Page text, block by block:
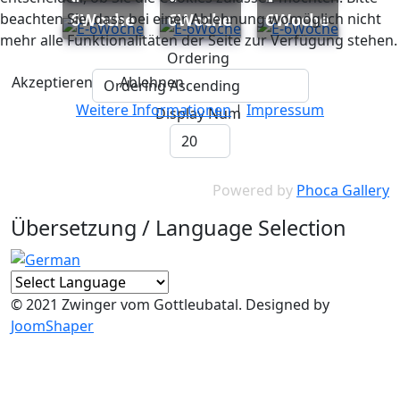
6Woche
6Woche
6Woche
Ordering
Display Num
Powered by Phoca Gallery
Übersetzung / Language Selection
© 2021 Zwinger vom Gottleubatal. Designed by
JoomShaper
beachten Sie, dass bei einer Ablehnung womöglich nicht
mehr alle Funktionalitäten der Seite zur Verfügung stehen.
Akzeptieren
Ablehnen
Weitere Informationen| Impressum